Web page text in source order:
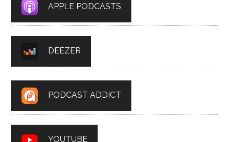
APPLE PODCASTS
DEEZER
PODCAST ADDICT
YOUTUBE